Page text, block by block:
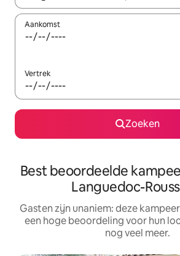
Aankomst
Vertrek
Zoeken
Best beoordeelde
Languedoc-
Gasten zijn unaniem: deze
een hoge beoordeling voor hun
nog veel meer.